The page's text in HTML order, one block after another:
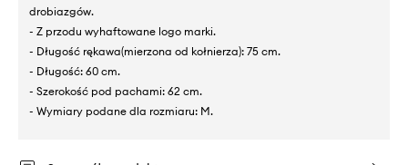
drobiazgów.
- Z przodu wyhaftowane logo marki.
- Długość rękawa(mierzona od kołnierza): 75 cm.
- Długość: 60 cm.
- Szerokość pod pachami: 62 cm.
- Wymiary podane dla rozmiaru: M.